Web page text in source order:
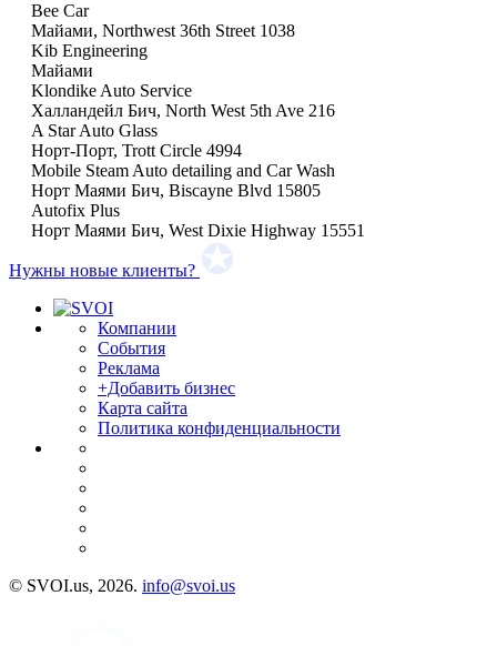
Bee Car
Майами, Northwest 36th Street 1038
Kib Engineering
Майами
Klondike Auto Service
Халландейл Бич, North West 5th Ave 216
A Star Auto Glass
Норт-Порт, Trott Circle 4994
Mobile Steam Auto detailing and Car Wash
Норт Маями Бич, Biscayne Blvd 15805
Autofix Plus
Норт Маями Бич, West Dixie Highway 15551
Нужны новые клиенты?
Компании
События
Реклама
+Добавить бизнес
Карта сайта
Политика конфиденциальности
© SVOI.us, 2026. info@svoi.us